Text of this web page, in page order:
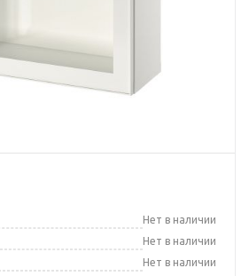
Нет в наличии
Нет в наличии
Нет в наличии